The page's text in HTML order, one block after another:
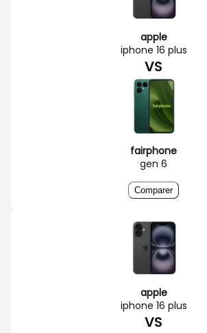
apple
iphone 16 plus
VS
fairphone
gen 6
Comparer
apple
iphone 16 plus
VS